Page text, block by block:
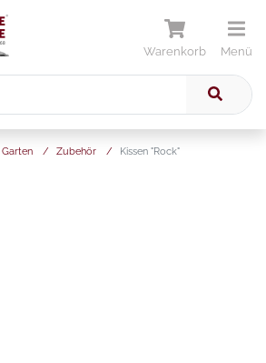
Warenkorb Menü
Garten / Zubehör / Kissen "Rock"